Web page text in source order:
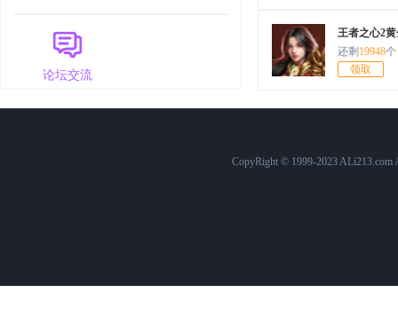
7月24日15:00
7月24日10:00
7月23日10:00 原始传奇 1561服
论坛交流
王者之心2
还剩19948个
领取
CopyRight © 1999-2023